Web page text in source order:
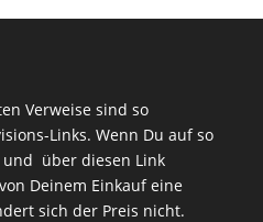
Verweise sind so
Links. Wenn Du auf so
und über diesen Link
Deinem Einkauf eine
sich der Preis nicht.